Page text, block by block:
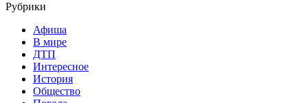
Рубрики
Афиша
В мире
ДТП
Интересное
История
Общество